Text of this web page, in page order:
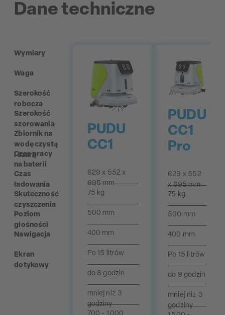
Dane techniczne
Wymiary
Waga
Szerokość
robocza
Szerokość
szorowania
Zbiornik na
wodę czystą
i szarą
Czas pracy
na baterii
Czas
ładowania
Skuteczność
czyszczenia
Poziom
głośności
Nawigacja
Ekran
dotykowy
PUDU
CC1
629 x 552 x
695 mm
75 kg
500 mm
400 mm
Po 15 litrów
do 8 godzin
mniej niż 3
godziny
PUDU
CC1
Pro
629 x 552
x 695 mm
75 kg
500 mm
400 mm
Po 15 litrów
do 9 godzin
mniej niż 3
godziny